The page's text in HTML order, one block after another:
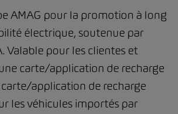
AMAG pour la promotion à long
électrique, soutenue par
Valable pour les clientes et
carte/application de recharge
carte/application de recharge
les véhicules importés par